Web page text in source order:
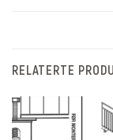
RELATERTE